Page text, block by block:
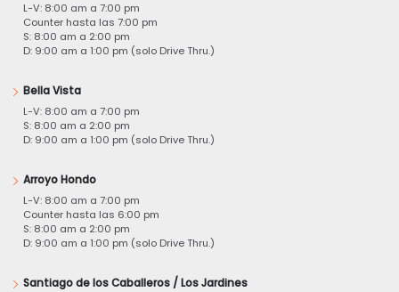
L-V: 8:00 am a 7:00 pm
Counter hasta las 7:00 pm
S: 8:00 am a 2:00 pm
D: 9:00 am a 1:00 pm (solo Drive Thru.)
Bella Vista
L-V: 8:00 am a 7:00 pm
S: 8:00 am a 2:00 pm
D: 9:00 am a 1:00 pm (solo Drive Thru.)
Arroyo Hondo
L-V: 8:00 am a 7:00 pm
Counter hasta las 6:00 pm
S: 8:00 am a 2:00 pm
D: 9:00 am a 1:00 pm (solo Drive Thru.)
Santiago de los Caballeros / Los Jardines